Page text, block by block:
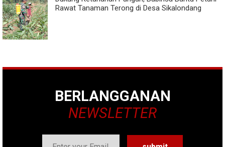
Rawat Tanaman Terong di Desa Sikalondang
BERLANGGANAN
NEWSLETTER